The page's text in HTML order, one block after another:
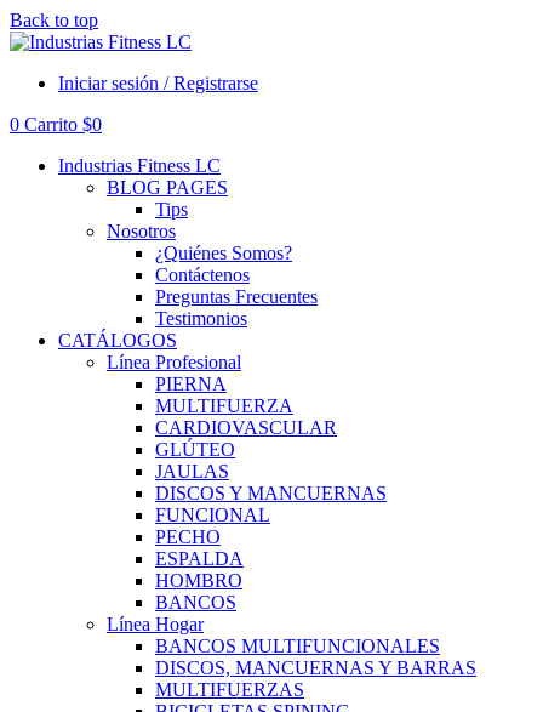
Back to top
Iniciar sesión / Registrarse
0 Carrito $0
Industrias Fitness LC
BLOG PAGES
Tips
Nosotros
¿Quiénes Somos?
Contáctenos
Preguntas Frecuentes
Testimonios
CATÁLOGOS
Línea Profesional
PIERNA
MULTIFUERZA
CARDIOVASCULAR
GLÚTEO
JAULAS
DISCOS Y MANCUERNAS
FUNCIONAL
PECHO
ESPALDA
HOMBRO
BANCOS
Línea Hogar
BANCOS MULTIFUNCIONALES
DISCOS, MANCUERNAS Y BARRAS
MULTIFUERZAS